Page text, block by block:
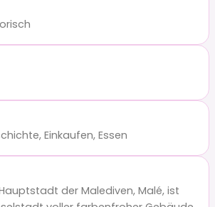
Einkaufen, Essen
der Malediven, Malé, ist